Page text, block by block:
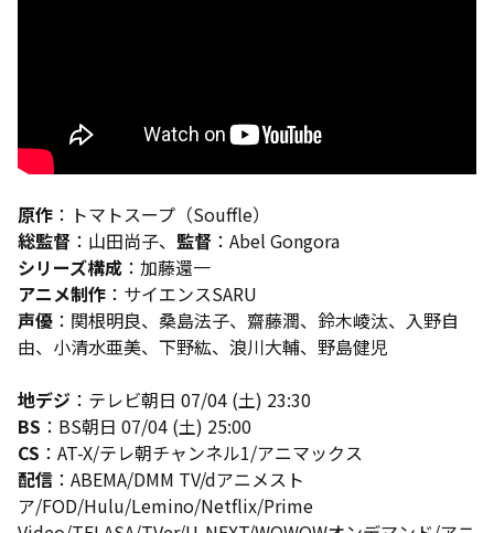
原作 ：トマトスープ（Souffle）
総監督 ：山田尚子、 監督 ：Abel Gongora
シリーズ構成 ：加藤還一
アニメ制作 ：サイエンスSARU
声優 ：関根明良、桑島法子、齋藤潤、鈴木崚汰、入野自
由、小清水亜美、下野紘、浪川大輔、野島健児
地デジ ：テレビ朝日 07/04 (土) 23:30
BS ：BS朝日 07/04 (土) 25:00
CS ：AT-X/テレ朝チャンネル1/アニマックス
配信 ：ABEMA/DMM TV/dアニメスト
ア/FOD/Hulu/Lemino/Netflix/Prime